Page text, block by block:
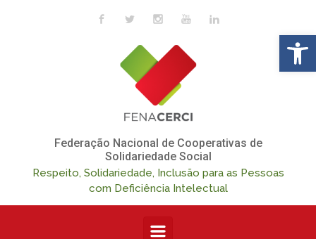
Skip to main content
Federação Nacional de Cooperativas de
Solidariedade Social
Respeito, Solidariedade, Inclusão para as Pessoas
com Deficiência Intelectual